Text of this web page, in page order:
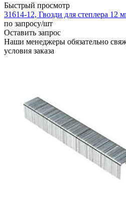
Быстрый просмотр
31614-12, Гвозди для степлера 12
по запросу/шт
Оставить запрос
Наши менеджеры обязательно
условия заказа